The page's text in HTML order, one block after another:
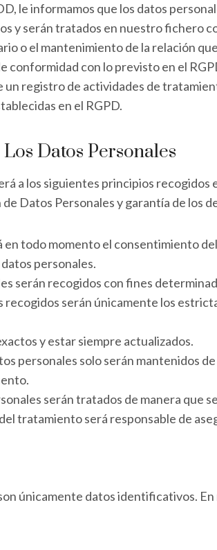
le informamos que los datos
y serán tratados en nuestro fichero
o el mantenimiento de la relación
con lo previsto en el
registro de actividades de
en el RGPD.
Datos Personales
a los siguientes principios
Datos Personales y garantía de los
todo momento el consentimiento
personales.
serán recogidos con fines
serán únicamente los
y estar siempre actualizados.
personales solo serán mantenidos
serán tratados de manera que
tratamiento será responsable de
únicamente datos identificativos.